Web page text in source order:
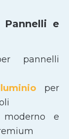
Pannelli e
pannelli
per
moderno e